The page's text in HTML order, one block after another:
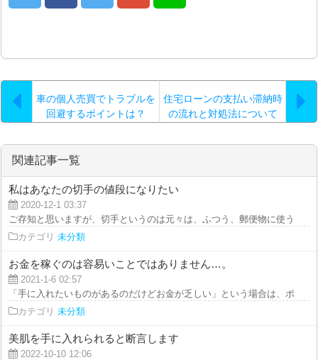
車の個人売買でトラブルを
回避するポイントは？
住宅ローンの支払い滞納時
の流れと対処法について
関連記事一覧
私はあなたの切手の値段になりたい
2020-12-1 03:37
ご存知と思いますが、切手というのは元々は、ふつう、郵便物に使う形に
カテゴリ 未分類
お金を稼ぐのは容易いことではありません…。
2021-1-6 02:57
「手に入れたいものがあるのだけどお金が乏しい」という場合は、ポイン
カテゴリ 未分類
美肌を手に入れられると断言します
2022-10-10 12:06